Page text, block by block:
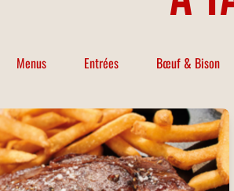
Menus Entrées Bœuf & Bison